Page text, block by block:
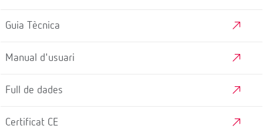
Guia Tècnica
Manual d'usuari
Full de dades
Certificat CE